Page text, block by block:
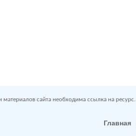
сайта необходима ссылка на ресурс.
Главная